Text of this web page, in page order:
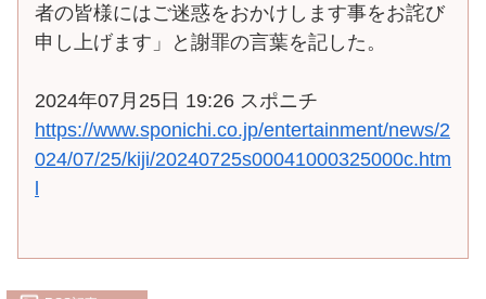
者の皆様にはご迷惑をおかけします事をお詫び
申し上げます」と謝罪の言葉を記した。
2024年07月25日 19:26 スポニチ
https://www.sponichi.co.jp/entertainment/news/2
024/07/25/kiji/20240725s00041000325000c.htm
l